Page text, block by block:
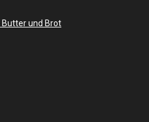
Butter und Brot